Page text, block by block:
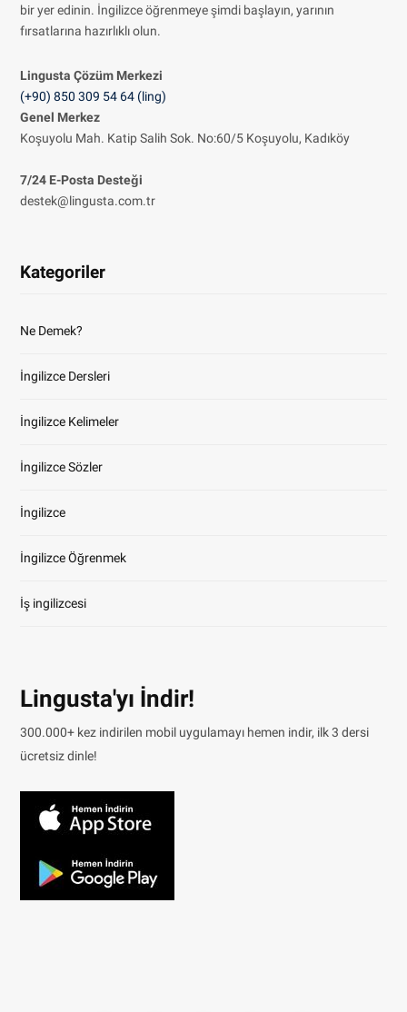
bir yer edinin. İngilizce öğrenmeye şimdi başlayın, yarının
fırsatlarına hazırlıklı olun.
Lingusta Çözüm Merkezi
(+90) 850 309 54 64 (ling)
Genel Merkez
Koşuyolu Mah. Katip Salih Sok. No:60/5 Koşuyolu, Kadıköy
7/24 E-Posta Desteği
destek@lingusta.com.tr
Kategoriler
Ne Demek?
İngilizce Dersleri
İngilizce Kelimeler
İngilizce Sözler
İngilizce
İngilizce Öğrenmek
İş ingilizcesi
Lingusta'yı İndir!
300.000+ kez indirilen mobil uygulamayı hemen indir, ilk 3 dersi
ücretsiz dinle!